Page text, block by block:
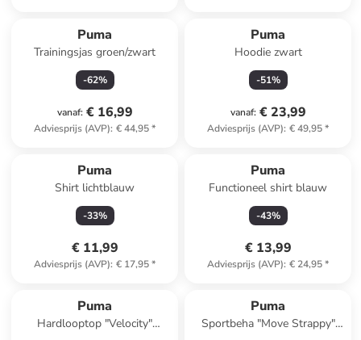
Puma
Trainingsjas groen/zwart
-62%
vanaf: € 16,99
Adviesprijs (AVP): € 44,95*
Puma
Hoodie zwart
-51%
vanaf: € 23,99
Adviesprijs (AVP): € 49,95*
Puma
Shirt lichtblauw
-33%
€ 11,99
Adviesprijs (AVP): € 17,95*
Puma
Functioneel shirt blauw
-43%
€ 13,99
Adviesprijs (AVP): € 24,95*
Puma
Hardlooptop "Velocity"
Puma
Sportbeha "Move Strappy"